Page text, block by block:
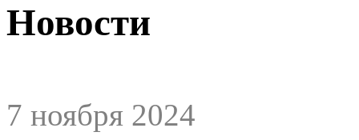
Новости
7 ноября 2024